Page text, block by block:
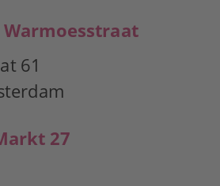
Warmoesstraat
61
27